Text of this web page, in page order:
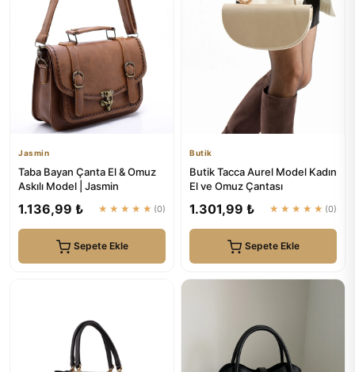
Jasmin
Taba Bayan Çanta El & Omuz
Askılı Model | Jasmin
1.136,99 ₺ ★★★★★ (0)
Sepete Ekle
Butik
Butik Tacca Aurel Model Kadın
El ve Omuz Çantası
1.301,99 ₺ ★★★★★ (0)
Sepete Ekle